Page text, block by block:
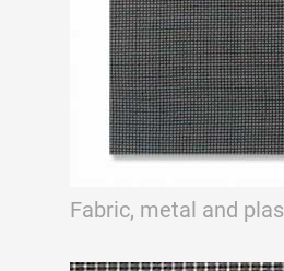
vidéos
Fabric, metal and